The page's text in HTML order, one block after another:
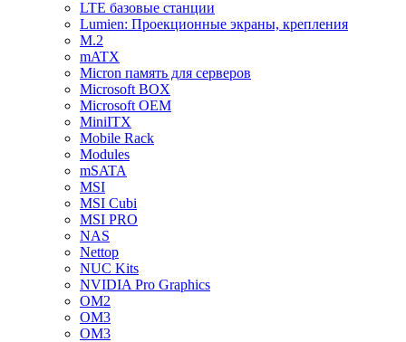
LTE базовые станции
Lumien: Проекционные экраны, крепления
M.2
mATX
Micron память для серверов
Microsoft BOX
Microsoft OEM
MiniITX
Mobile Rack
Modules
mSATA
MSI
MSI Cubi
MSI PRO
NAS
Nettop
NUC Kits
NVIDIA Pro Graphics
OM2
OM3
OM3